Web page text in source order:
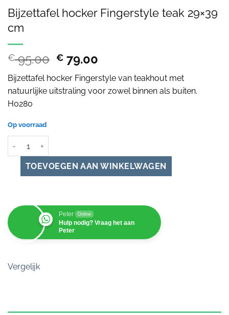
Bijzettafel hocker Fingerstyle teak 29×39
cm
€95.00 Oorspronkelijke
prijs
was:
€ 95.00.
€ 79.00
prijs
is:
€ 79.00.
Bijzettafel hocker Fingerstyle van teakhout met
natuurlijke uitstraling voor zowel binnen als buiten.
H0280
Op voorraad
Peter Online
Hulp nodig? Vraag het aan
Peter
Vergelijk